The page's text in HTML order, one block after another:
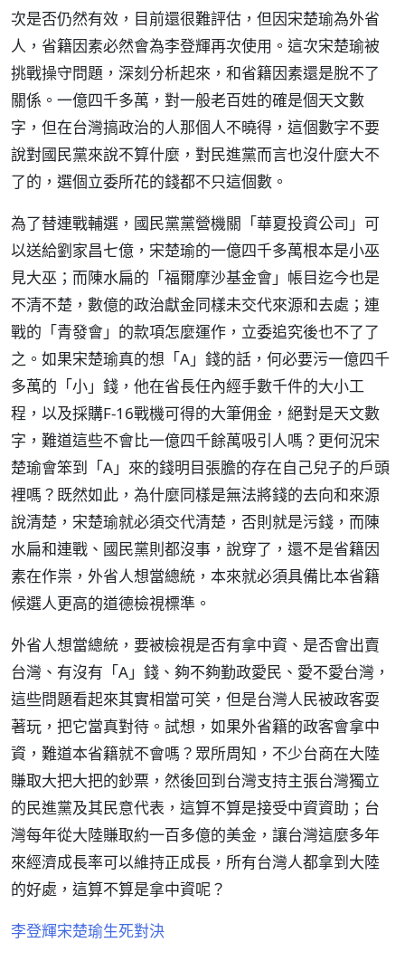
次是否仍然有效，目前還很難評估，但因宋楚瑜為外省
人，省籍因素必然會為李登輝再次使用。這次宋楚瑜被
挑戰操守問題，深刻分析起來，和省籍因素還是脫不了
關係。一億四千多萬，對一般老百姓的確是個天文數
字，但在台灣搞政治的人那個人不曉得，這個數字不要
說對國民黨來說不算什麼，對民進黨而言也沒什麼大不
了的，選個立委所花的錢都不只這個數。
為了替連戰輔選，國民黨黨營機關「華夏投資公司」可
以送給劉家昌七億，宋楚瑜的一億四千多萬根本是小巫
見大巫；而陳水扁的「福爾摩沙基金會」帳目迄今也是
不清不楚，數億的政治獻金同樣未交代來源和去處；連
戰的「青發會」的款項怎麼運作，立委追究後也不了了
之。如果宋楚瑜真的想「A」錢的話，何必要污一億四千
多萬的「小」錢，他在省長任內經手數千件的大小工
程，以及採購F-16戰機可得的大筆佣金，絕對是天文數
字，難道這些不會比一億四千餘萬吸引人嗎？更何況宋
楚瑜會笨到「A」來的錢明目張膽的存在自己兒子的戶頭
裡嗎？既然如此，為什麼同樣是無法將錢的去向和來源
說清楚，宋楚瑜就必須交代清楚，否則就是污錢，而陳
水扁和連戰、國民黨則都沒事，說穿了，還不是省籍因
素在作祟，外省人想當總統，本來就必須具備比本省籍
候選人更高的道德檢視標準。
外省人想當總統，要被檢視是否有拿中資、是否會出賣
台灣、有沒有「A」錢、夠不夠勤政愛民、愛不愛台灣，
這些問題看起來其實相當可笑，但是台灣人民被政客耍
著玩，把它當真對待。試想，如果外省籍的政客會拿中
資，難道本省籍就不會嗎？眾所周知，不少台商在大陸
賺取大把大把的鈔票，然後回到台灣支持主張台灣獨立
的民進黨及其民意代表，這算不算是接受中資資助；台
灣每年從大陸賺取約一百多億的美金，讓台灣這麼多年
來經濟成長率可以維持正成長，所有台灣人都拿到大陸
的好處，這算不算是拿中資呢？
李登輝宋楚瑜生死對決